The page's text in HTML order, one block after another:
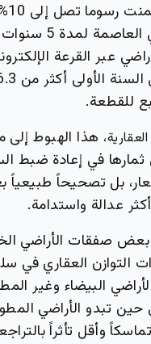
الأراضي الخام، إضافة إلى قرار بتثبيت
عبر القرعة
ثمارها في إعادة ضبط
بل تصحيحاً
عدالة واستدامة.
بعض صفقات الأراضي
التوازن العقاري في
البيضاء وغير
حين تبدو الأراضي
وأقل تأثراً